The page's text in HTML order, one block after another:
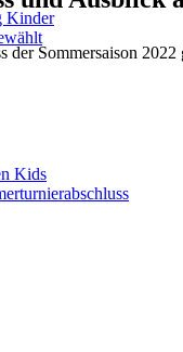
Sommersaison 2022
Kinder
Kids